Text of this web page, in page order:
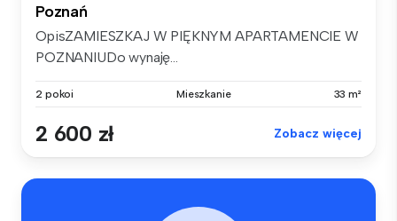
Poznań
OpisZAMIESZKAJ W PIĘKNYM APARTAMENCIE W
POZNANIUDo wynaję...
2 pokoi Mieszkanie 33 m²
2 600 zł Zobacz więcej